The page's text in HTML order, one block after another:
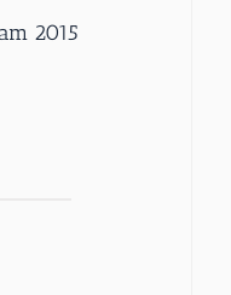
2015